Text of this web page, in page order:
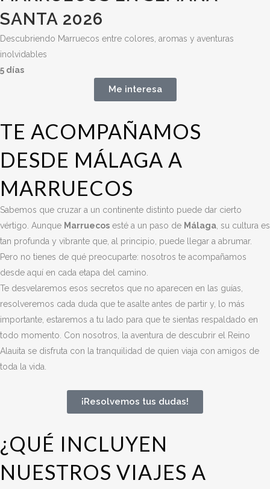
SANTA 2026
Descubriendo Marruecos entre colores, aromas y aventuras
inolvidables
5 días
Me interesa
TE ACOMPAÑAMOS
DESDE MÁLAGA A
MARRUECOS
Sabemos que cruzar a un continente distinto puede dar cierto
vértigo. Aunque Marruecos esté a un paso de Málaga , su cultura es
tan profunda y vibrante que, al principio, puede llegar a abrumar.
Pero no tienes de qué preocuparte: nosotros te acompañamos
desde aquí en cada etapa del camino.
Te desvelaremos esos secretos que no aparecen en las guías,
resolveremos cada duda que te asalte antes de partir y, lo más
importante, estaremos a tu lado para que te sientas respaldado en
todo momento. Con nosotros, la aventura de descubrir el Reino
Alauita se disfruta con la tranquilidad de quien viaja con amigos de
toda la vida.
¡Resolvemos tus dudas!
¿QUÉ INCLUYEN
NUESTROS VIAJES A